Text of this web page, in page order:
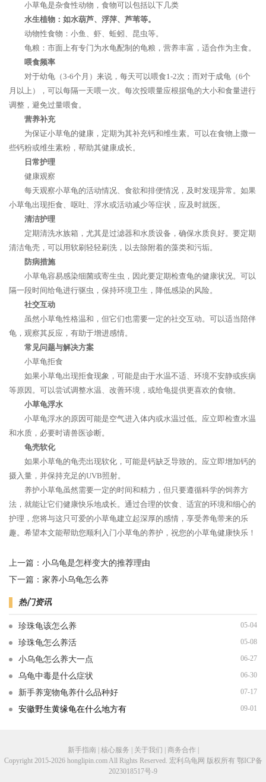
小草龟是杂食性动物，食物可以包括以下几类
水生植物：如水葫芦、浮萍、芦苇等。
动物性食物：小鱼、虾、蚯蚓、昆虫等。
龟粮：市面上有专门为水龟配制的龟粮，营养丰富，适合作为主食。
喂食频率
对于幼龟（3-6个月）来说，每天可以喂食1-2次；而对于成龟（6个
月以上），可以每隔一天喂一次。每次投喂量应根据龟的大小和食量进行
调整，避免过量喂食。
营养补充
为保证小草龟的健康，定期为其补充钙和维生素。可以在食物上撒一
些钙粉或维生素粉，帮助其健康成长。
日常护理
健康观察
每天观察小草龟的活动情况、食欲和排便情况，及时发现异常。如果
小草龟出现拒食、呕吐、浮水或活动减少等症状，应及时就医。
清洁护理
定期清洗水族箱，尤其是过滤器和水质设备，确保水质良好。要定期
清洁龟壳，可以用软刷轻轻刷洗，以去除附着的藻类和污垢。
防病措施
小草龟容易感染细菌或寄生虫，因此要定期检查龟的健康状况。可以
隔一段时间给龟进行驱虫，保持环境卫生，降低感染的风险。
社交互动
虽然小草龟性格温和，但它们也需要一定的社交互动。可以适当陪伴
龟，观察其反应，有助于增进感情。
常见问题与解决方案
小草龟拒食
如果小草龟出现拒食现象，可能是由于水温不适、环境不安静或疾病
等原因。可以尝试调整水温、改善环境，或给龟提供更喜欢的食物。
小草龟浮水
小草龟浮水的原因可能是空气进入体内或水温过低。应立即检查水温
和水质，必要时请兽医诊断。
龟壳软化
如果小草龟的龟壳出现软化，可能是钙缺乏导致的。应立即增加钙的
摄入量，并保持充足的UVB照射。
养护小草龟虽然需要一定的时间和精力，但只要遵循科学的饲养方
法，就能让它们健康快乐地成长。通过合理的饮食、适宜的环境和细心的
护理，您将与这只可爱的小草龟建立起深厚的感情，享受养龟带来的乐
趣。希望本文能帮助您顺利入门小草龟的养护，祝您的小草龟健康快乐！
上一篇： 小乌龟是怎样变大的推荐理由
下一篇： 家养小乌龟怎么养
热门资讯
珍珠龟该怎么养 05-04
珍珠龟怎么养活 05-08
小乌龟怎么养大一点 06-27
乌龟中毒是什么症状 06-30
新手养宠物龟养什么品种好 07-17
安徽野生黄缘龟在什么地方有 09-01
新手指南 | 核心服务 | 关于我们 | 商务合作 |
Copyright 2015-2026 honglipin.com All Rights Reserved. 宏利乌龟网 版权所有 鄂ICP备
2023018517号-9